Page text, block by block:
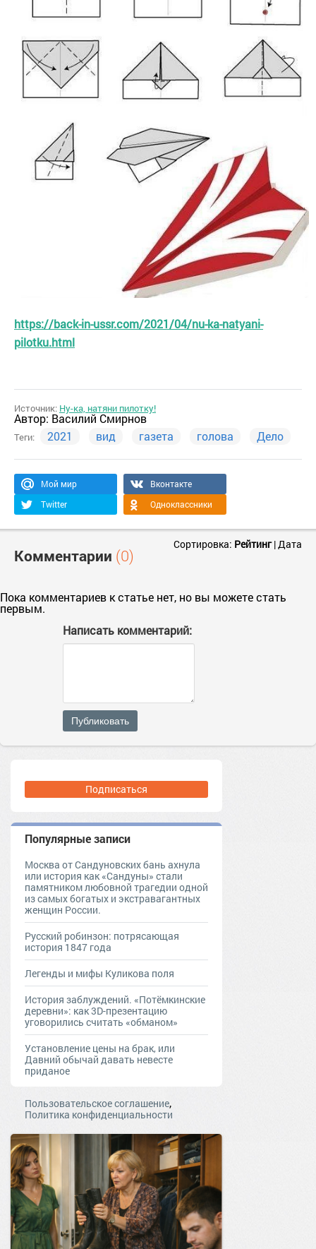
https://back-in-ussr.com/2021/04/nu-ka-natyani-
pilotku.html
Источник: Ну-ка, натяни пилотку!
Автор: Василий Смирнов
Теги: 2021 вид газета голова Дело
Мой мир
Вконтакте
Twitter
Одноклассники
Комментарии (0)
Сортировка: Рейтинг|Дата
Пока комментариев к статье нет, но вы можете стать
первым.
Написать комментарий:
Публиковать
Подписаться
Популярные записи
Москва от Сандуновских бань ахнула
или история как «Сандуны» стали
памятником любовной трагедии одной
из самых богатых и экстравагантных
женщин России.
Русский робинзон: потрясающая
история 1847 года
Легенды и мифы Куликова поля
История заблуждений. «Потёмкинские
деревни»: как 3D-презентацию
уговорились считать «обманом»
Установление цены на брак, или
Давний обычай давать невесте
приданое
Пользовательское соглашение,
Политика конфиденциальности